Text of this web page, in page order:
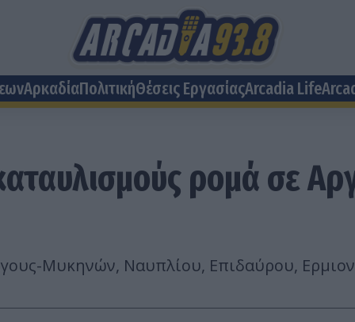
ΑρκαδίαΠολιτικήΘέσεις EργασίαςArcadia Life
ρομά σε
Μυκηνών, Ναυπλίου, Επιδαύρου,